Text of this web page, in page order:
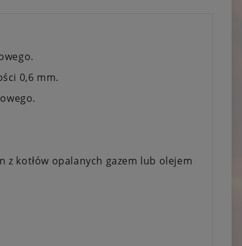
0,6 mm.
z kotłów opalanych gazem lub olejem